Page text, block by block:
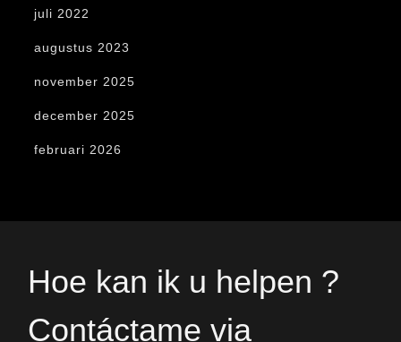
juli 2022
augustus 2023
november 2025
december 2025
februari 2026
Hoe kan ik u helpen ?
Contáctame via